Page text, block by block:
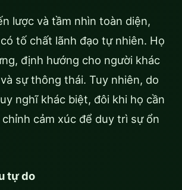
lược và tầm nhìn toàn diện,
tố chất lãnh đạo tự nhiên. Họ
định hướng cho người khác
sự thông thái. Tuy nhiên, do
nghĩ khác biệt, đôi khi họ cần
cảm xúc để duy trì sự ổn
tự do